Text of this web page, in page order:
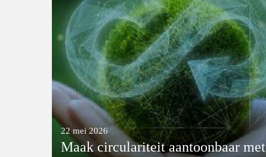
Maak circulariteit aantoonbaar met
22 mei 2026